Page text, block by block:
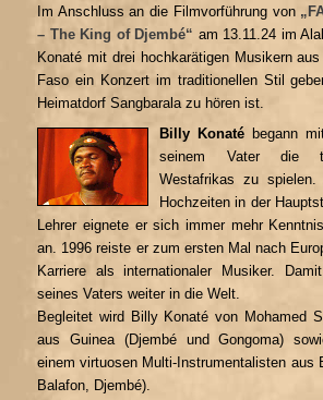
Im Anschluss an die Filmvorführung von
– The King of Djembé“ am 13.11.24 im
Konaté mit drei hochkarätigen Musikern
Faso ein Konzert im traditionellen Stil
Heimatdorf Sangbarala zu hören ist.
Billy Konaté begann
seinem Vater die
Westafrikas zu
Hochzeiten in der
Lehrer eignete er sich immer mehr
an. 1996 reiste er zum ersten Mal nach
Karriere als internationaler Musiker.
seines Vaters weiter in die Welt.
Begleitet wird Billy Konaté von Mohamed
aus Guinea (Djembé und Gongoma)
einem virtuosen Multi-Instrumentalisten aus
Balafon, Djembé).